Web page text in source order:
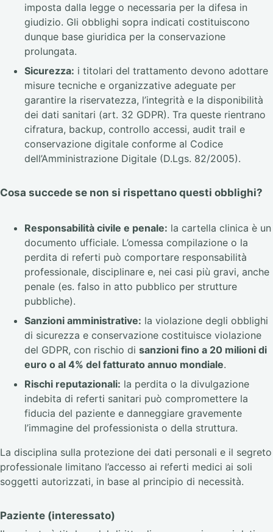
imposta dalla legge o necessaria per la difesa in
giudizio. Gli obblighi sopra indicati costituiscono
dunque base giuridica per la conservazione
prolungata.
Sicurezza: i titolari del trattamento devono adottare
misure tecniche e organizzative adeguate per
garantire la riservatezza, l’integrità e la disponibilità
dei dati sanitari (art. 32 GDPR). Tra queste rientrano
cifratura, backup, controllo accessi, audit trail e
conservazione digitale conforme al Codice
dell’Amministrazione Digitale (D.Lgs. 82/2005).
Cosa succede se non si rispettano questi obblighi?
Responsabilità civile e penale: la cartella clinica è un
documento ufficiale. L’omessa compilazione o la
perdita di referti può comportare responsabilità
professionale, disciplinare e, nei casi più gravi, anche
penale (es. falso in atto pubblico per strutture
pubbliche).
Sanzioni amministrative: la violazione degli obblighi
di sicurezza e conservazione costituisce violazione
del GDPR, con rischio di sanzioni fino a 20 milioni di
euro o al 4% del fatturato annuo mondiale.
Rischi reputazionali: la perdita o la divulgazione
indebita di referti sanitari può compromettere la
fiducia del paziente e danneggiare gravemente
l’immagine del professionista o della struttura.
La disciplina sulla protezione dei dati personali e il segreto
professionale limitano l’accesso ai referti medici ai soli
soggetti autorizzati, in base al principio di necessità.
Paziente (interessato)